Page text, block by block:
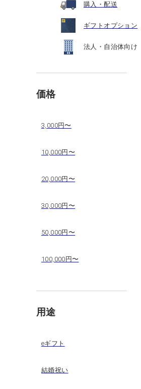
購入・配送
ギフトオプション
法人・自治体向け
価格
3,000円〜
10,000円〜
20,000円〜
30,000円〜
50,000円〜
100,000円〜
用途
eギフト
結婚祝い